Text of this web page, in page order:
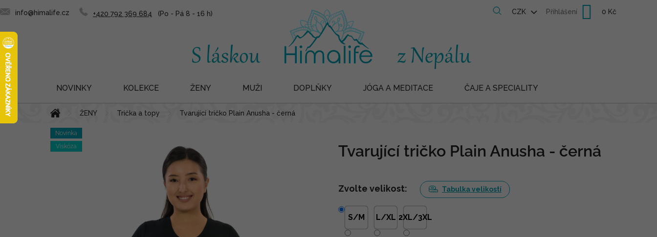
Přejít
na
obsah
+420 792 369 684
info@himalife.cz CZK Přihlášení
Nákupní
NOVINKY KOLEKCE ŽENY MUŽI DOPLŇKY JÓGA A MEDITACE ČAJE A SPECIALITY
Domů ŽENY Trička a topy Tvarující tričko Plain Anusha - černá
Novinka
Viskóza
Tvarující tričko Plain Anusha - černá
Zvolte velikost: Tabulka velikostí
S/M L/XL 2XL/3XL